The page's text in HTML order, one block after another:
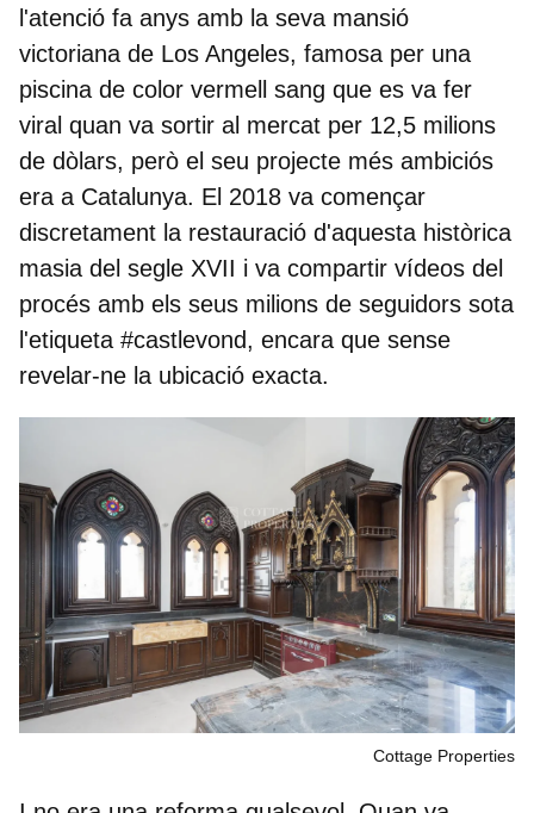
l'atenció fa anys amb la seva mansió
victoriana de Los Angeles, famosa per una
piscina de color vermell sang que es va fer
viral quan va sortir al mercat per 12,5 milions
de dòlars, però el seu projecte més ambiciós
era a Catalunya. El 2018 va començar
discretament la restauració d'aquesta històrica
masia del segle XVII i va compartir vídeos del
procés amb els seus milions de seguidors sota
l'etiqueta #castlevond, encara que sense
revelar-ne la ubicació exacta.
Cottage Properties